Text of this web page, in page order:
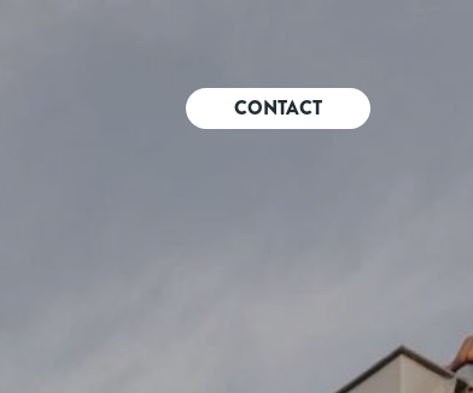
CONTACT